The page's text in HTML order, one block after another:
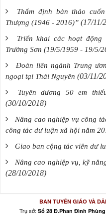
Thẩm định bản thảo
Thượng (1946 - 2016)” (17/11/
Triển khai các hoạt động
Trường Sơn (19/5/1959 - 19/5/
Đoàn liên ngành Trung
ngoại tại Thái Nguyên (03/11/
Tuyên dương 50 em
(30/10/2018)
Nâng cao nghiệp vụ công
công tác dư luận xã hội năm
Giao ban cộng tác viên dư
Nâng cao nghiệp vụ, kỹ
(28/10/2018)
BAN TUYÊN GIÁO VÀ
Trụ sở: Số 28 Đ.Phan Đình